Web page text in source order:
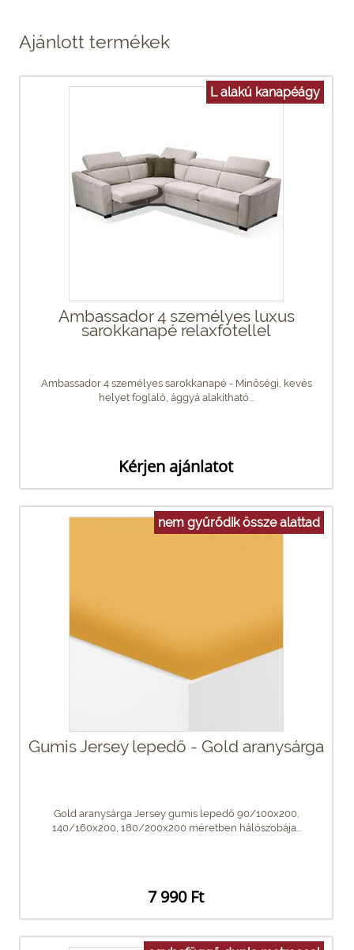
Ajánlott termékek
L alakú kanapéágy
Ambassador 4 személyes luxus
sarokkanapé relaxfotellel
Ambassador 4 személyes sarokkanapé - Minőségi, kevés
helyet foglaló, ággyá alakítható...
Kérjen ajánlatot
nem gyűrődik össze alattad
Gumis Jersey lepedő - Gold aranysárga
Gold aranysárga Jersey gumis lepedő 90/100x200,
140/160x200, 180/200x200 méretben hálószobája...
7 990 Ft